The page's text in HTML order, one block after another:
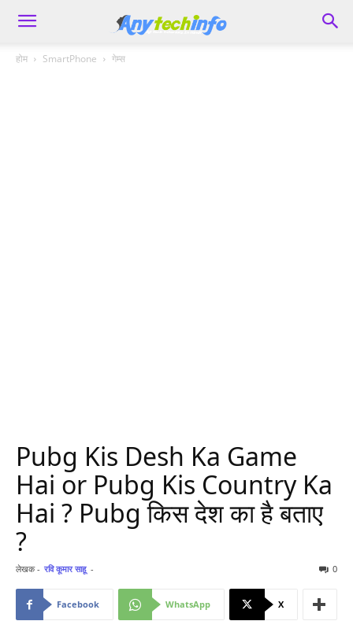
होम SmartPhone गेम्स
Pubg Kis Desh Ka Game
Hai or Pubg Kis Country Ka
Hai ? Pubg किस देश का है बताए
?
लेखक - रवि कूमार साहू - 0
Facebook WhatsApp X